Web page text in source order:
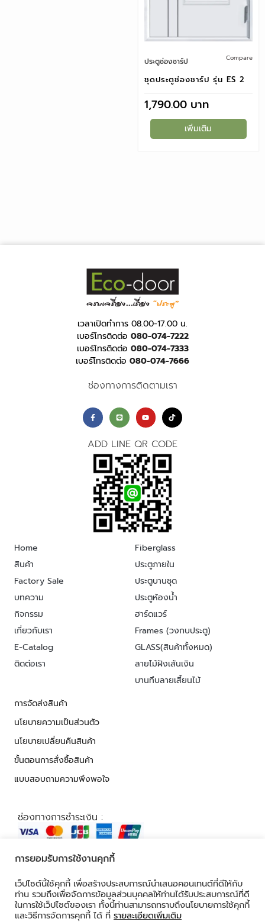
ประตูช่องชาร์ป Compare
ชุดประตูช่องชาร์ป รุ่น ES 2
1,790.00
เพิ่มเติม
เวลาเปิดทำการ 08.00-17.00 น.
เบอร์โทรติดต่อ 080-074-7222
เบอร์โทรติดต่อ 080-074-7333
เบอร์โทรติดต่อ 080-074-7666
ช่องทางการติดตามเรา
ADD LINE QR CODE
Home
สินค้า
Factory Sale
บทความ
กิจกรรม
เกี่ยวกับเรา
E-Catalog
ติดต่อเรา
Fiberglass
ประตูภายใน
ประตูบานชุด
ประตูห้องน้ำ
ฮาร์ดแวร์
Frames (วงกบประตู)
GLASS(สินค้าทั้งหมด)
ลายไม้ฝังเส้นเงิน
บานทึบลายเสี้ยนไม้
การจัดส่งสินค้า
นโยบายความเป็นส่วนตัว
นโยบายเปลี่ยนคืนสินค้า
ขั้นตอนการสั่งซื้อสินค้า
แบบสอบถามความพึงพอใจ
ช่องทางการชำระเงิน :
© 2026 ALL RIGHTS RESERVED​
การยอมรับการใช้งานคุกกี้
เว็ปไซต์นี้ใช้คุกกี้ เพื่อสร้างประสบการณ์นำเสนอคอนเทนต์ที่ดีให้กับ
ท่าน รวมถึงเพื่อจัดการข้อมูลส่วนบุคคลให้ท่านได้รับประสบการณ์ที่ดี
ในการใช้เว็ปไซต์ของเรา ทั้งนี้ท่านสามารถทราบถึงนโยบายการใช้คุกกี้
และวิธีการจัดการคุกกี้ ได้ ที่ รายละเอียดเพิ่มเติม